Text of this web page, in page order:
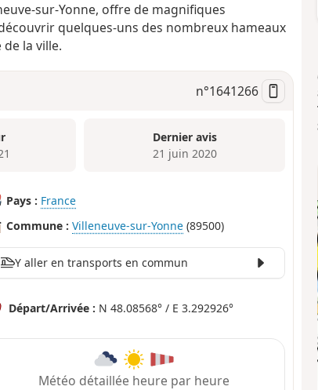
sur-Yonne, offre de magnifiques
quelques-uns des nombreux hameaux
la ville.
n°1641266
Dernier avis
21 juin 2020
Pays : France
Commune : Villeneuve-sur-Yonne (89500)
Y aller en transports en commun
Départ/Arrivée : N 48.08568° / E 3.292926°
Météo détaillée heure par heure